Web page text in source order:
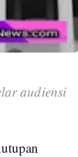
audiensi